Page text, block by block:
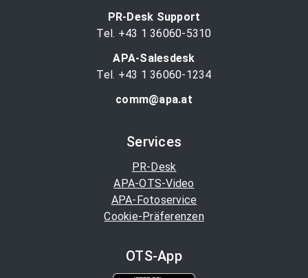
PR-Desk Support
Tel. +43 1 36060-5310
APA-Salesdesk
Tel. +43 1 36060-1234
comm@apa.at
Services
PR-Desk
APA-OTS-Video
APA-Fotoservice
Cookie-Präferenzen
OTS-App